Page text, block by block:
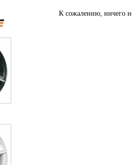
К сожалению, ничего